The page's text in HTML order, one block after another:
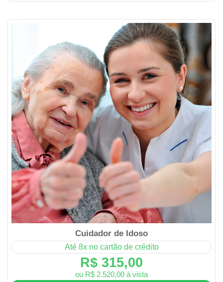
Cuidador de Idoso
Até 8x no cartão de crédito
R$ 315,00
ou R$ 2.520,00 à vista